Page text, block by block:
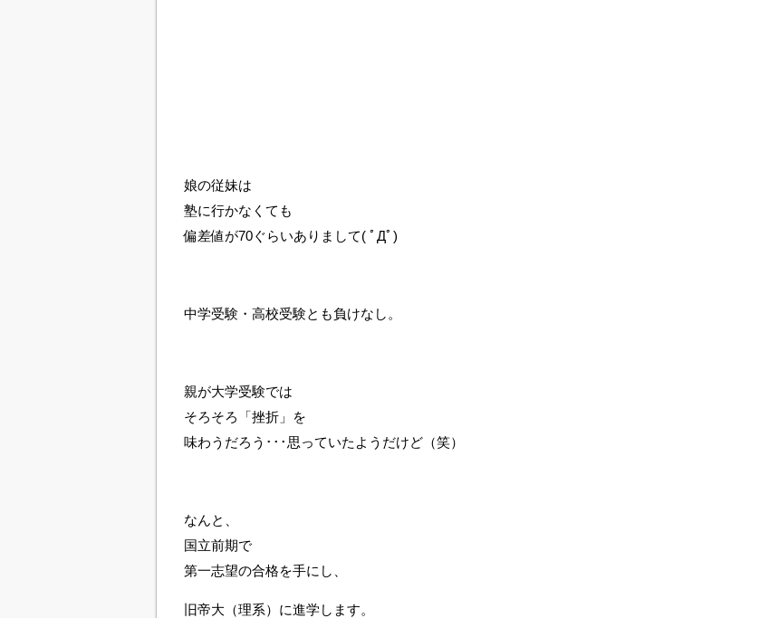
娘の従妹は
塾に行かなくても
偏差値が70ぐらいありまして( ﾟДﾟ)
中学受験・高校受験とも負けなし。
親が大学受験では
そろそろ「挫折」を
味わうだろう･･･思っていたようだけど（笑）
なんと、
国立前期で
第一志望の合格を手にし、
旧帝大（理系）に進学します。